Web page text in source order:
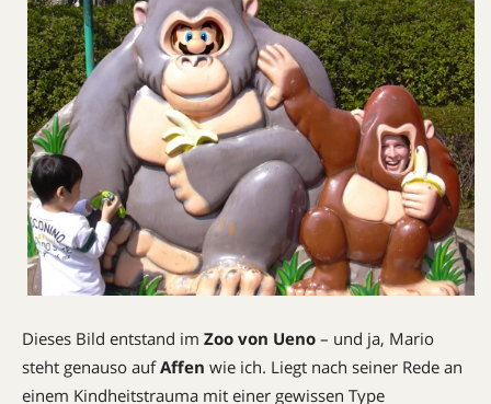
Dieses Bild entstand im Zoo von Ueno – und ja, Mario
steht genauso aufAffen wie ich. Liegt nach seiner Rede an
einem Kindheitstrauma mit einer gewissen Type